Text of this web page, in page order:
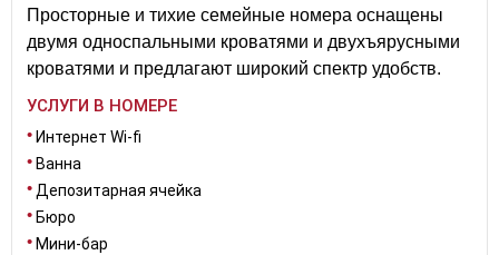
Просторные и тихие семейные номера оснащены
двумя односпальными кроватями и двухъярусными
кроватями и предлагают широкий спектр удобств.
УСЛУГИ В НОМЕРЕ
Интернет Wi-fi
Ванна
Депозитарная ячейка
Бюро
Мини-бар